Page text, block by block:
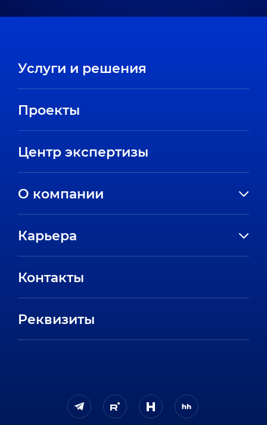
Услуги и решения
Проекты
Центр экспертизы
О компании
Направления
Карьера
Контакты
Реквизиты